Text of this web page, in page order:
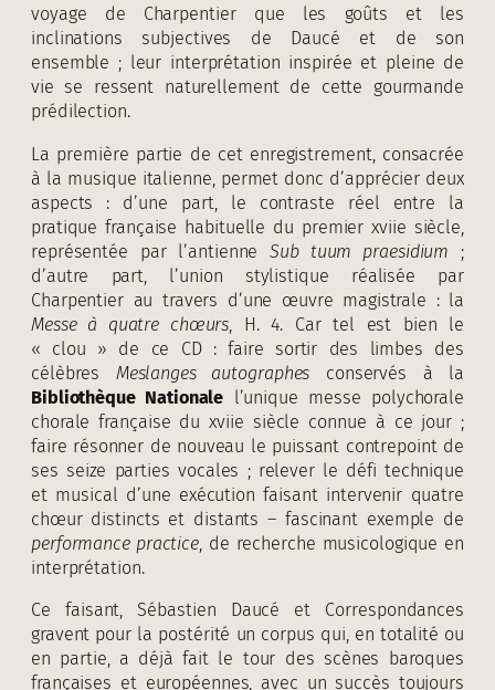
voyage de Charpentier que les goûts et les
inclinations subjectives de Daucé et de son
ensemble ; leur interprétation inspirée et pleine de
vie se ressent naturellement de cette gourmande
prédilection.
La première partie de cet enregistrement, consacrée
à la musique italienne, permet donc d’apprécier deux
aspects : d’une part, le contraste réel entre la
pratique française habituelle du premier xviie siècle,
représentée par l’antienneSub tuum praesidium ;
d’autre part, l’union stylistique réalisée par
Charpentier au travers d’une œuvre magistrale : la
Messe à quatre chœurs , H. 4. Car tel est bien le
« clou » de ce CD : faire sortir des limbes des
célèbres Meslanges autographes conservés à la
Bibliothèque Nationale l’unique messe polychorale
chorale française du xviie siècle connue à ce jour ;
faire résonner de nouveau le puissant contrepoint de
ses seize parties vocales ; relever le défi technique
et musical d’une exécution faisant intervenir quatre
chœur distincts et distants – fascinant exemple de
performance practice , de recherche musicologique en
interprétation.
Ce faisant, Sébastien Daucé et Correspondances
gravent pour la postérité un corpus qui, en totalité ou
en partie, a déjà fait le tour des scènes baroques
françaises et européennes, avec un succès toujours